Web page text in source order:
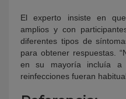
El experto insiste en
amplios y con
diferentes tipos de
para obtener respuestas.
en su mayoría incluía a
reinfecciones fueran